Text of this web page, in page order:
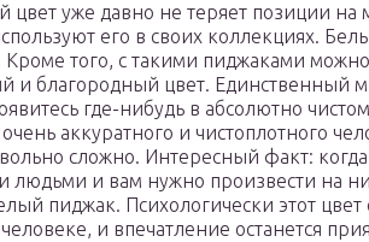
цвет уже давно не теряет позиции на
его в своих коллекциях.
Кроме того, с такими пиджаками
и благородный цвет. Единственный
где-нибудь в абсолютно
аккуратного и чистоплотного
сложно. Интересный факт: когда
людьми и вам нужно произвести на
пиджак. Психологически этот цвет
и впечатление останется